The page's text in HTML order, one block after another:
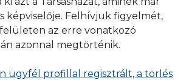
a vízdíjszámlán megtalálható
szerződéses
képviselője. Felhívjuk figyelmét,
az erre vonatkozó
azonnal megtörténik.
ügyfél profillal regisztrált, a törlés